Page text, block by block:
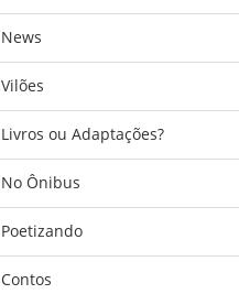
News
Vilões
Livros ou Adaptações?
No Ônibus
Poetizando
Contos